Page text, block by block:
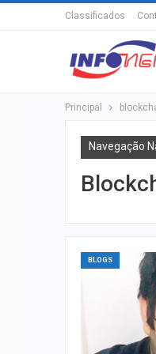
Classificados
Principal
Navegação
BLOGS